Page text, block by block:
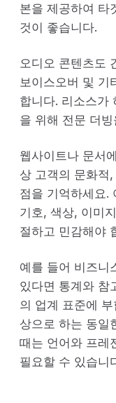
본을 제공하여 타
것이 좋습니다.
오디오 콘텐츠도
보이스오버 및 기
합니다. 리소스가
을 위해 전문 더
웹사이트나 문서
상 고객의 문화적
점을 기억하세요.
기호, 색상, 이미
절하고 민감해야
예를 들어 비즈니
있다면 통계와 참
의 업계 표준에
상으로 하는 동일
때는 언어와 프레
필요할 수 있습니